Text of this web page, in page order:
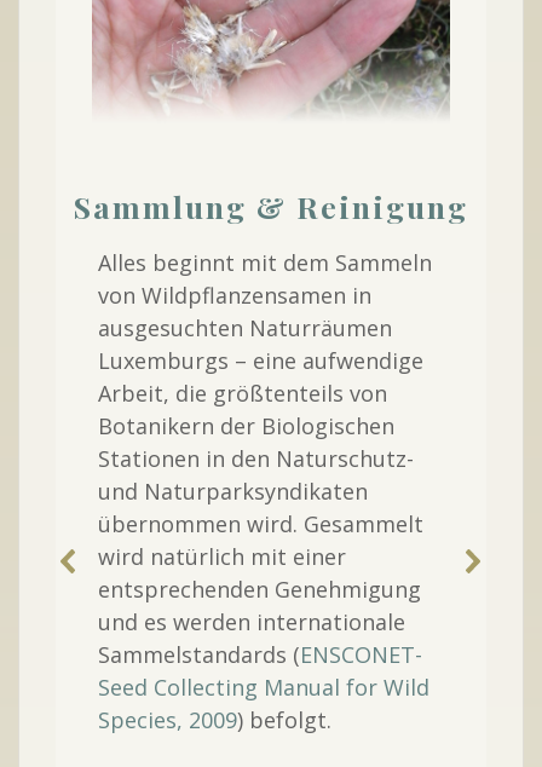
Sammlung & Reinigung
Alles beginnt mit dem Sammeln
von Wildpflanzensamen in
ausgesuchten Naturräumen
Luxemburgs – eine aufwendige
Arbeit, die größtenteils von
Botanikern der Biologischen
Stationen in den Naturschutz-
und Naturparksyndikaten
übernommen wird. Gesammelt
wird natürlich mit einer
entsprechenden Genehmigung
und es werden internationale
Sammelstandards (ENSCONET-
Seed Collecting Manual for Wild
Species, 2009) befolgt.